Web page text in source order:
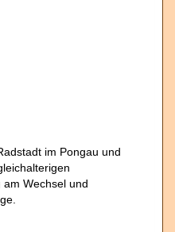
im Pongau und
Wechsel und